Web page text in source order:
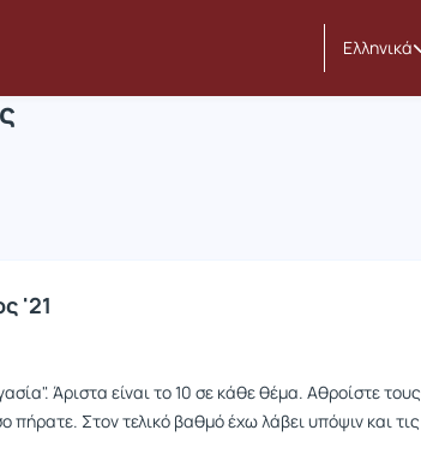
Ελληνικά
έρευνας
'21
Άριστα είναι το 10 σε κάθε θέμα. Αθροίστε τους
Στον τελικό βαθμό έχω λάβει υπόψιν και τις